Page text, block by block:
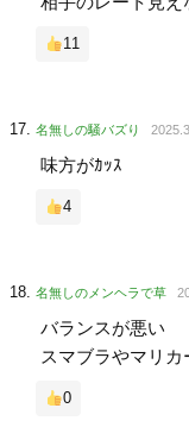
11
名無しの騒バズり
味方がｶｯｽ
4
名無しのメンヘラで草
バランスが悪い
スマブラやマリ
0